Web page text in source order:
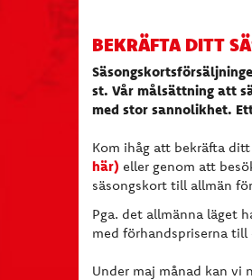
BEKRÄFTA DITT
st. Vår målsättning att
med stor sannolikhet.
Kom ihåg att bekräfta
här) eller genom att
säsongskort till allmän
Pga. det allmänna läget
med förhandspriserna till
Under maj månad kan vi